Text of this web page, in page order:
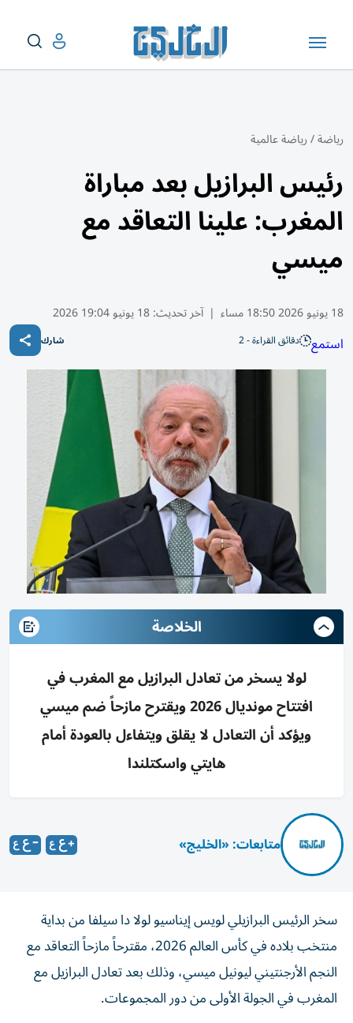
رياضة/رياضة عالمية
رئيس البرازيل بعد مباراة
المغرب: علينا التعاقد مع
ميسي
18 يونيو 2026 18:50 مساء | آخر تحديث:18 يونيو 19:04 2026
استمع دقائق القراءة - 2 شارك
الخلاصة
لولا يسخر من تعادل البرازيل مع المغرب في
افتتاح مونديال 2026 ويقترح مازحاً ضم ميسي
ويؤكد أن التعادل لا يقلق ويتفاءل بالعودة أمام
هايتي واسكتلندا
متابعات: «الخليج»
سخر الرئيس البرازيلي لويس إيناسيو لولا دا سيلفا من بداية
منتخب بلاده في كأس العالم 2026، مقترحاً مازحاً التعاقد مع
النجم الأرجنتيني ليونيل ميسي، وذلك بعد تعادل البرازيل مع
المغرب في الجولة الأولى من دور المجموعات.